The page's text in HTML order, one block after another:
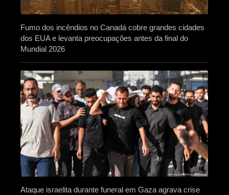
Fumo dos incêndios no Canadá cobre grandes cidades
dos EUA e levanta preocupações antes da final do
Mundial 2026
Ataque israelita durante funeral em Gaza agrava crise